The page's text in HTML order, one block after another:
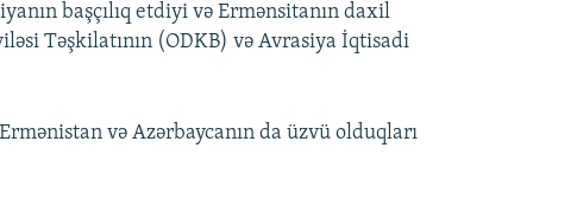
başçılıq etdiyi və Ermənsitanın daxil
Təşkilatının (ODKB) və Avrasiya İqtisadi
və Azərbaycanın da üzvü olduqları